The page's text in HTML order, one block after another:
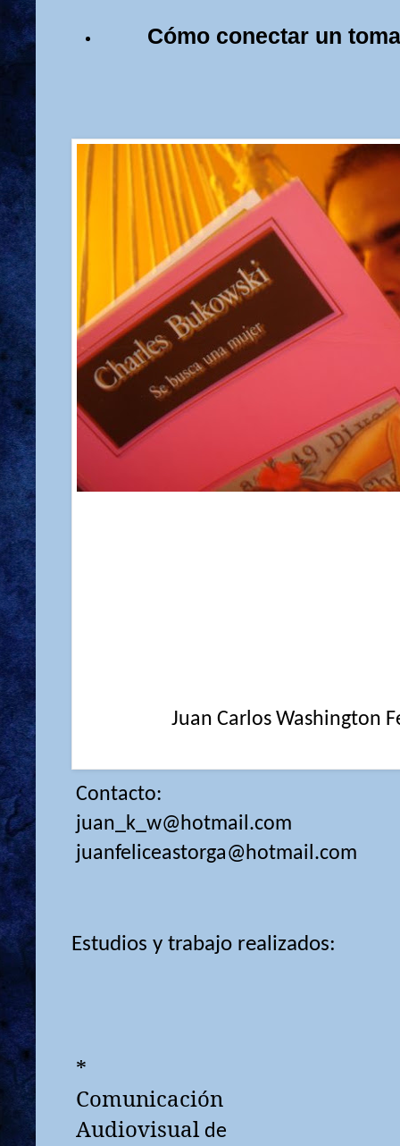
Cómo conectar un
Juan Carlos Washington
Contacto:
juan_k_w@hotmail.com
juanfeliceastorga@hotmail.com
Estudios y trabajo realizados:
*
Comunicación
Audiovisual de